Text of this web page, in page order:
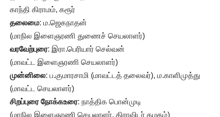
காந்தி கிராமம், கரூர்
தலைமை: ம.ஜெகநாதன்
(மாநில இளைஞரணி துணைச் செயலாளர்)
வரவேற்புரை: இரா.பெரியார் செல்வன்
(மாவட்ட இளைஞரணி செயலாளர்)
முன்னிலை: ப.குமாரசாமி (மாவட்டத் தலைவர்), ம.காளிமுத்து
(மாவட்ட செயலாளர்)
சிறப்புரை நோக்கஉரை: நாத்திக பொன்முடி
(மாநில இளைஞரணி செயலாளர், திராவிடர் கழகம்)